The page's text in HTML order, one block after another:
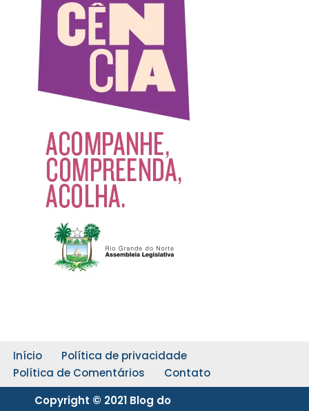
Início
Política de privacidade
Política de Comentários
Contato
Copyright © 2021 Blog do